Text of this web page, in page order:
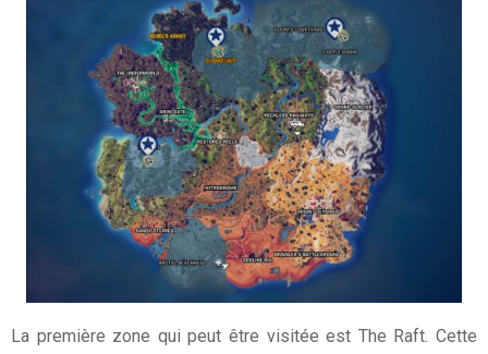
La première zone qui peut être visitée est The Raft. Cette